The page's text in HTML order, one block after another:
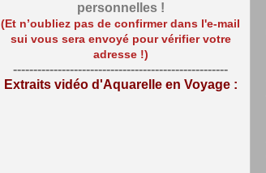
personnelles !
(Et n’oubliez pas de confirmer dans l'e-mail
sui vous sera envoyé pour vérifier votre
adresse !)
-----------------------------------------------------
Extraits vidéo d'Aquarelle en Voyage :